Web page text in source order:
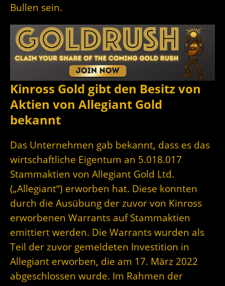
Bullen sein.
Kinross Gold gibt den Besitz von
Aktien von Allegiant Gold
bekannt
Das Unternehmen gab bekannt, dass es das
wirtschaftliche Eigentum an 5.018.017
Stammaktien von Allegiant Gold Ltd.
(„Allegiant“) erworben hat. Diese konnten
durch die Ausübung der zuvor von Kinross
erworbenen Warrants auf Stammaktien
emittiert werden. Die Warrants wurden als
Teil der zuvor gemeldeten Investition in
Allegiant erworben, die am 17. März 2022
abgeschlossen wurde. Im Rahmen der